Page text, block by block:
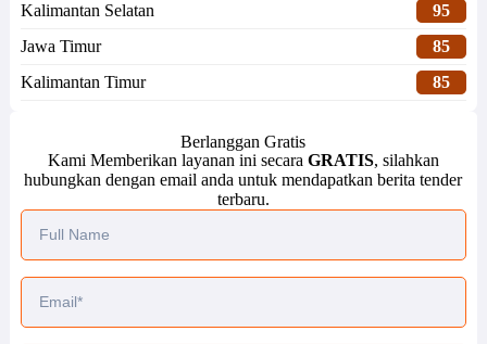
Kalimantan Selatan
95
Jawa Timur
85
Kalimantan Timur
85
Berlanggan Gratis
Kami Memberikan layanan ini secara GRATIS, silahkan
hubungkan dengan email anda untuk mendapatkan berita tender
terbaru.